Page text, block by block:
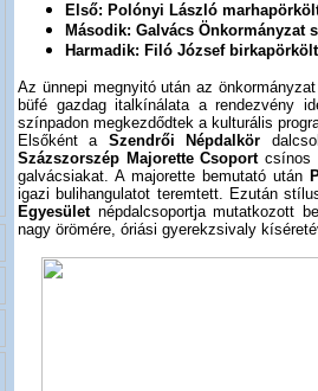
Első: Polónyi László
Második: Galvács Önkormányzat
Harmadik: Filó József birkapörkölt
Az ünnepi megnyitó után az
büfé gazdag italkínálata a rendezvény
színpadon megkezdődtek a kulturális
Elsőként a Szendrői Népdalkör
Százszorszép Majorette Csoportcsínos
galvácsiakat. A majorette bemutató után
igazi bulihangulatot teremtett. Ezután
Egyesületnépdalcsoportja mutatkozott
nagy örömére, óriási gyerekzsivaly